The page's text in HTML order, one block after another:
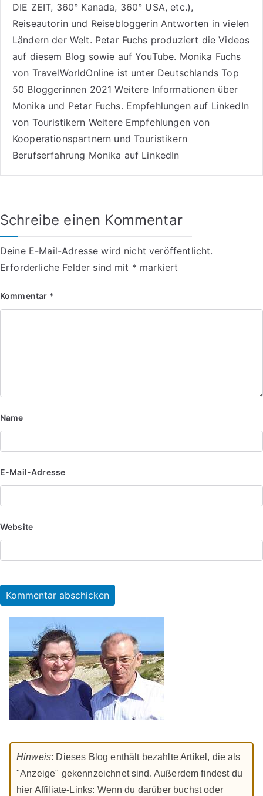
DIE ZEIT, 360° Kanada, 360° USA, etc.),
Reiseautorinund Reisebloggerin Antworten in vielen
Ländern der Welt. Petar Fuchs produziert die Videos
auf diesem Blog sowie aufYouTube. Monika Fuchs
von TravelWorldOnline ist unter Deutschlands Top
50 Bloggerinnen 2021 Weitere Informationen über
Monika und Petar Fuchs. Empfehlungen auf LinkedIn
von Touristikern Weitere Empfehlungen von
Kooperationspartnern und Touristikern
Berufserfahrung Monika auf LinkedIn
Schreibe einen Kommentar
Deine E-Mail-Adresse wird nicht veröffentlicht.
Erforderliche Felder sind mit * markiert
Kommentar *
Name
E-Mail-Adresse
Website
Hinweis: Dieses Blog enthält bezahlte Artikel, die als
"Anzeige" gekennzeichnet sind. Außerdem findest du
hier Affiliate-Links: Wenn du darüber buchst oder